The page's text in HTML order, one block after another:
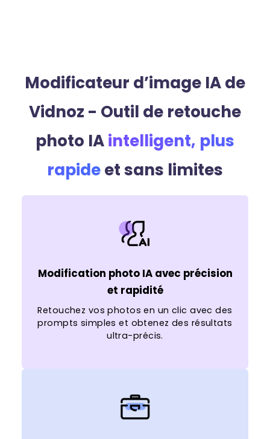
Modificateur d’image IA de
Vidnoz - Outil de retouche
photo IAintelligent, plus
rapideet sans limites
Modification photo IA avec précision
et rapidité
Retouchez vos photos en un clic avec des
prompts simples et obtenez des résultats
ultra-précis.